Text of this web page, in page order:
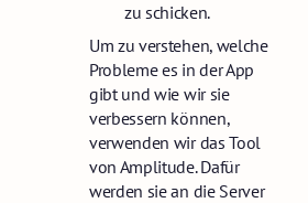
zu schicken.
Um zu verstehen, welche
Probleme es in der App
gibt und wie wir sie
verbessern können,
verwenden wir das Tool
von Amplitude. Dafür
werden sie an die Server